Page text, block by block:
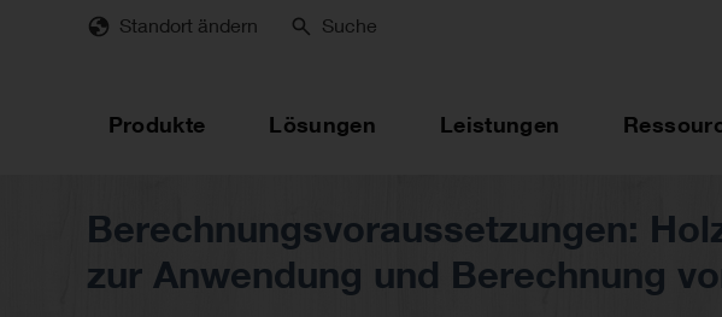
Standort ändern Suche
Produkte Lösungen Leistungen
Berechnungsvoraussetzungen:
zur Anwendung und Berechnung